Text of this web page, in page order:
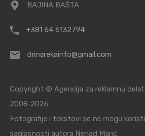
BAJINA BAŠTA
+381 64 6132794
drinarekainfo@gmail.com
Copyright © Agencija za reklamnu
2008-2026
Fotografije i tekstovi se ne mogu
saglasnosti autora Nenad Marić